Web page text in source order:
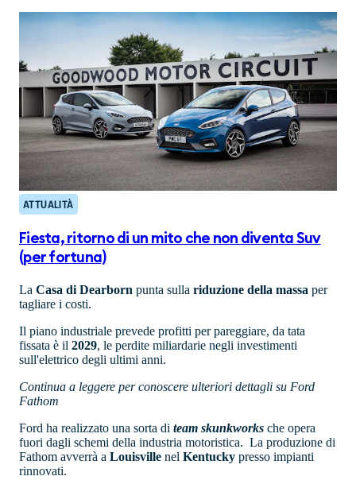
ATTUALITÀ
Fiesta, ritorno di un mito che non diventa Suv
(per fortuna)
La Casa di Dearborn punta sulla riduzione della massa per
tagliare i costi.
Il piano industriale prevede profitti per pareggiare, da tata
fissata è il 2029, le perdite miliardarie negli investimenti
sull'elettrico degli ultimi anni.
Continua a leggere per conoscere ulteriori dettagli su Ford
Fathom
Ford ha realizzato una sorta di team skunkworks che opera
fuori dagli schemi della industria motoristica. La produzione di
Fathom avverrà a Louisville nel Kentucky presso impianti
rinnovati.